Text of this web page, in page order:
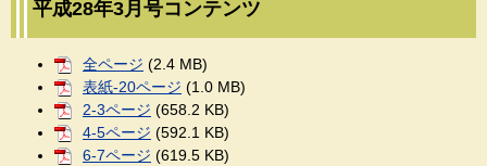
平成28年3月号コンテンツ
全ページ (2.4 MB)
表紙-20ページ (1.0 MB)
2-3ページ (658.2 KB)
4-5ページ (592.1 KB)
6-7ページ (619.5 KB)